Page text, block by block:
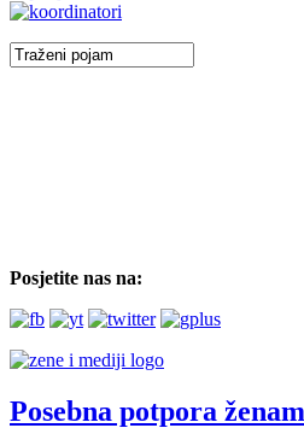
Posjetite nas na:
Posebna potpora